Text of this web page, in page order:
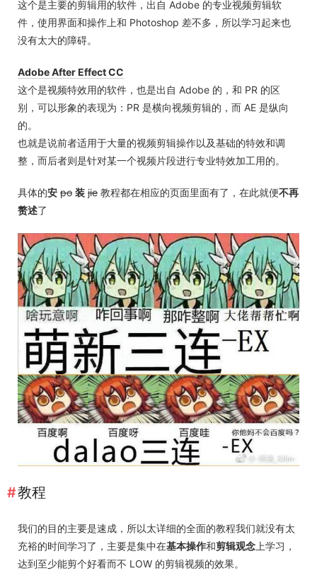
这个是主要的剪辑用的软件，出自 Adobe 的专业视频剪辑软
件，使用界面和操作上和 Photoshop 差不多，所以学习起来也
没有太大的障碍。
Adobe After Effect CC
这个是视频特效用的软件，也是出自 Adobe 的，和 PR 的区
别，可以形象的表现为：PR 是横向视频剪辑的，而 AE 是纵向
的。
也就是说前者适用于大量的视频剪辑操作以及基础的特效和调
整，而后者则是针对某一个视频片段进行专业特效加工用的。
具体的安 po 装 jie 教程都在相应的页面里面有了，在此就便不再
赘述了
教程
我们的目的主要是速成，所以太详细的全面的教程我们就没有太
充裕的时间学习了，主要是集中在基本操作和剪辑观念 上学习，
达到至少能剪个好看而不 LOW 的剪辑视频的效果。